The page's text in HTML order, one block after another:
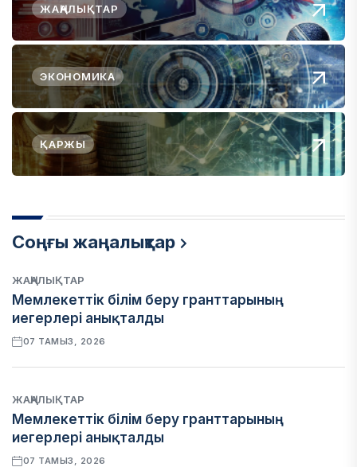
ЖАҢАЛЫҚТАР
ЭКОНОМИКА
ҚАРЖЫ
Соңғы жаңалықтар
ЖАҢАЛЫҚТАР
Мемлекеттік білім беру гранттарының
иегерлері анықталды
07 ТАМЫЗ, 2026
ЖАҢАЛЫҚТАР
Мемлекеттік білім беру гранттарының
иегерлері анықталды
07 ТАМЫЗ, 2026